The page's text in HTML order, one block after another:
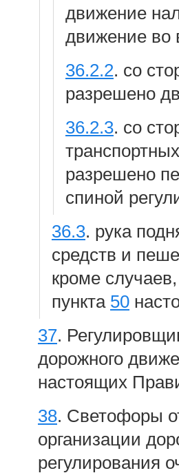
движение
движение во
36.2.2. со
разрешено
36.2.3. со
разрешено
спиной
36.3. рука
средств и
кроме
пункта 50
37.
дорожного
настоящих
38. Светофоры
организации
регулирования